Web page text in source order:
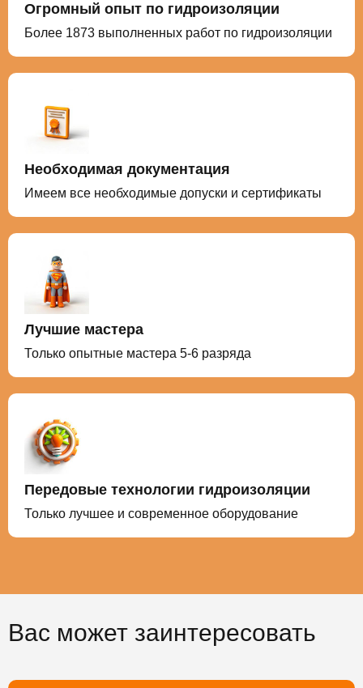
Огромный опыт по гидроизоляции
Более 1873 выполненных работ по гидроизоляции
Необходимая документация
Имеем все необходимые допуски и сертификаты
Лучшие мастера
Только опытные мастера 5-6 разряда
Передовые технологии гидроизоляции
Только лучшее и современное оборудование
Вас может заинтересовать